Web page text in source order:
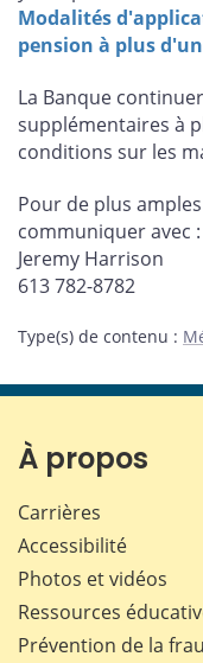
Modalités
pension à plus
La Banque
supplémentaires à
conditions sur les
Pour de plus
communiquer avec :
Jeremy Harrison
613 782-8782
Type(s) de contenu :
À propos
Carrières
Accessibilité
Photos et vidéos
Ressources
Prévention de la